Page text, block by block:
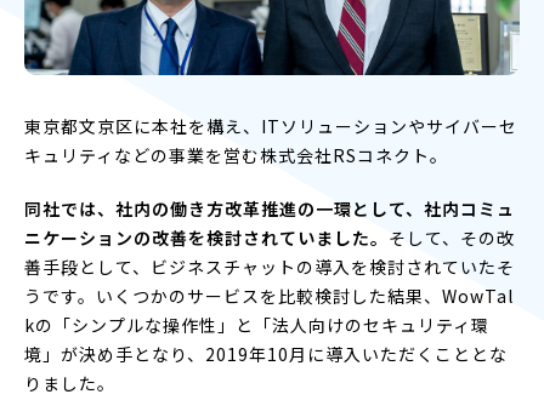
東京都文京区に本社を構え、ITソリューションやサイバーセ
キュリティなどの事業を営む株式会社RSコネクト。
同社では、社内の働き方改革推進の一環として、社内コミュ
ニケーションの改善を検討されていました。 そして、その改
善手段として、ビジネスチャットの導入を検討されていたそ
うです。いくつかのサービスを比較検討した結果、WowTal
kの「シンプルな操作性」と「法人向けのセキュリティ環
境」が決め手となり、2019年10月に導入いただくこととな
りました。